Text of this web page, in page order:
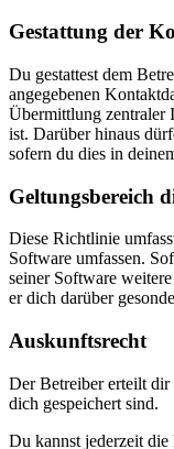
Gestattung der
Du gestattest dem
angegebenen
Übermittlung zentraler
ist. Darüber hinaus
sofern du dies in
Geltungsbereich
Diese Richtlinie
Software umfassen.
seiner Software
er dich darüber
Auskunftsrecht
Der Betreiber erteilt
dich gespeichert sind.
Du kannst jederzeit